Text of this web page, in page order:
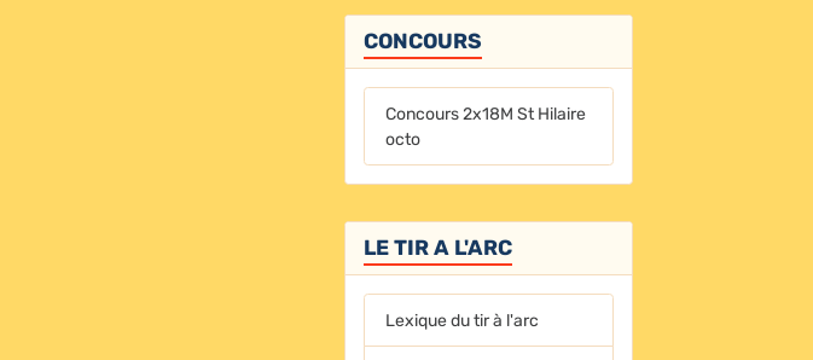
CONCOURS
Concours 2x18M St Hilaire
octo
LE TIR A L'ARC
Lexique du tir à l'arc